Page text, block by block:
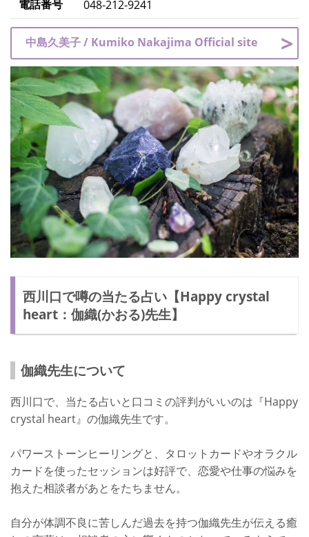
電話番号
048-212-9241
中島久美子 / Kumiko Nakajima Official site
西川口で噂の当たる占い【Happy crystal
heart：伽織(かおる)先生】
伽織先生について
西川口で、当たる占いと口コミの評判がいいのは『Happy
crystal heart』の伽織先生です。
パワーストーンヒーリングと、タロットカードやオラクル
カードを使ったセッションは好評で、恋愛や仕事の悩みを
抱えた相談者があとをたちません。
自分が体調不良に苦しんだ過去を持つ伽織先生が伝える癒